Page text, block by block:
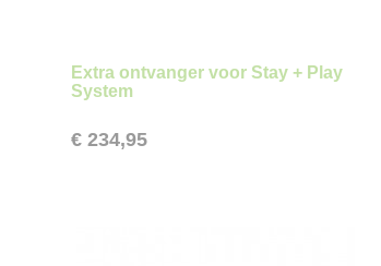
Extra ontvanger voor Stay + Play
System
€ 234,95